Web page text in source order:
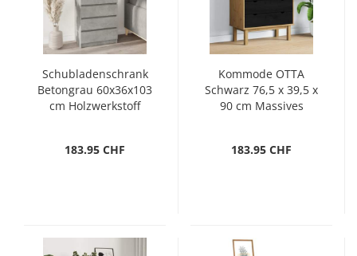
Schubladenschrank
Betongrau 60x36x103
cm Holzwerkstoff
183.95 CHF
Kommode OTTA
Schwarz 76,5 x 39,5 x
90 cm Massives
183.95 CHF